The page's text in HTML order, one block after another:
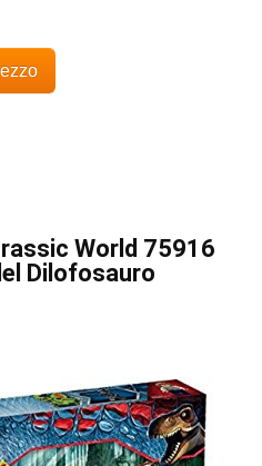
World 75916
Dilofosauro